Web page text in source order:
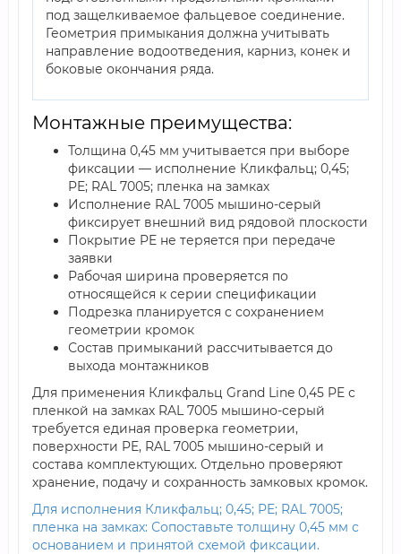
под защелкиваемое фальцевое соединение.
Геометрия примыкания должна учитывать
направление водоотведения, карниз, конек и
боковые окончания ряда.
Монтажные преимущества:
Толщина 0,45 мм учитывается при выборе
фиксации — исполнение Кликфальц; 0,45;
PE; RAL 7005; пленка на замках
Исполнение RAL 7005 мышино-серый
фиксирует внешний вид рядовой плоскости
Покрытие PE не теряется при передаче
заявки
Рабочая ширина проверяется по
относящейся к серии спецификации
Подрезка планируется с сохранением
геометрии кромок
Состав примыканий рассчитывается до
выхода монтажников
Для применения Кликфальц Grand Line 0,45 PE с
пленкой на замках RAL 7005 мышино-серый
требуется единая проверка геометрии,
поверхности PE, RAL 7005 мышино-серый и
состава комплектующих. Отдельно проверяют
хранение, подачу и сохранность замковых кромок.
Для исполнения Кликфальц; 0,45; PE; RAL 7005;
пленка на замках: Сопоставьте толщину 0,45 мм с
основанием и принятой схемой фиксации.